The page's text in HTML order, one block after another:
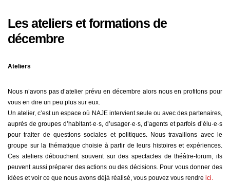
Les ateliers et formations de
décembre
Ateliers
Nous n’avons pas d’atelier prévu en décembre alors nous en profitons pour
vous en dire un peu plus sur eux.
Un atelier, c’est un espace où NAJE intervient seule ou avec des partenaires,
auprès de groupes d’habitant·e·s, d’usager·e·s, d’agents et parfois d’élu·e·s
pour traiter de questions sociales et politiques. Nous travaillons avec le
groupe sur la thématique choisie à partir de leurs histoires et expériences.
Ces ateliers débouchent souvent sur des spectacles de théâtre-forum, ils
peuvent aussi préparer des actions ou des décisions. Pour vous donner des
idées et voir ce que nous avons déjà réalisé, vous pouvez vous rendre ici.